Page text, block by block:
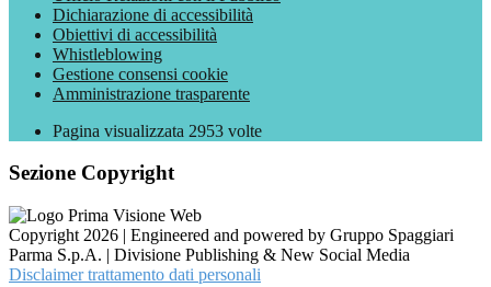
Dichiarazione di accessibilità
Obiettivi di accessibilità
Whistleblowing
Gestione consensi cookie
Amministrazione trasparente
Pagina visualizzata 2953 volte
Sezione Copyright
Copyright 2026 | Engineered and powered by Gruppo Spaggiari
Parma S.p.A. | Divisione Publishing & New Social Media
Disclaimer trattamento dati personali